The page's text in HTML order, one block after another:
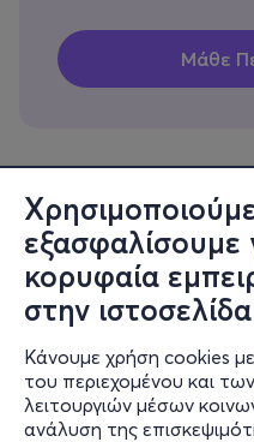
εξασφαλίσουμε
κορυφαία
στην
Κάνουμε χρήση cookies
του περιεχομένου και
λειτουργιών μέσων
ανάλυση της
Πληροφορίες
Υποστήριξη
Stay Connected